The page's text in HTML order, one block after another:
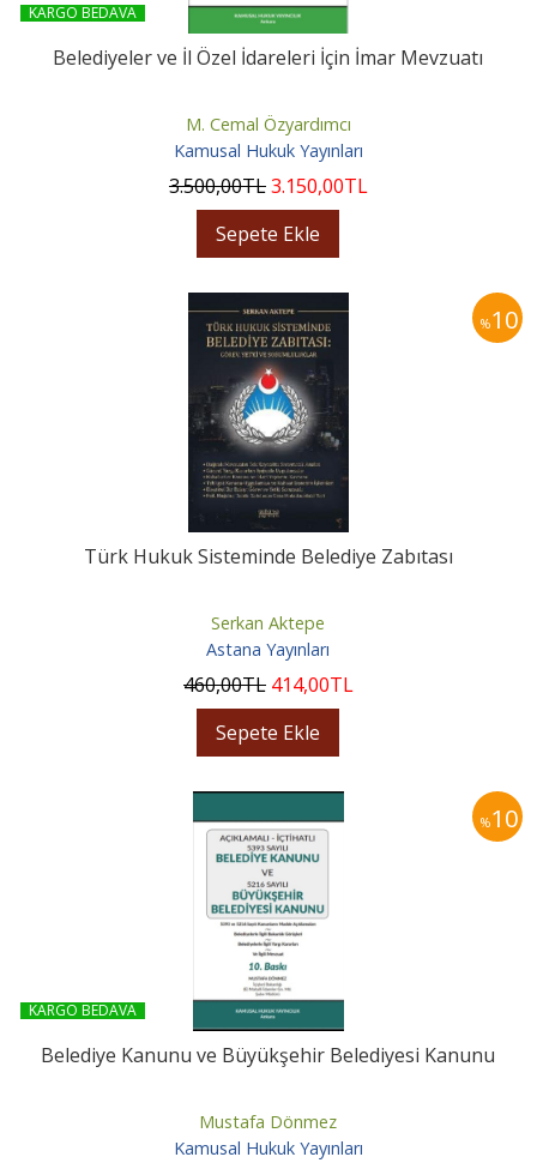
KARGO BEDAVA
Belediyeler ve İl Özel İdareleri İçin İmar Mevzuatı
M. Cemal Özyardımcı
Kamusal Hukuk Yayınları
3.500,00TL3.150,00TL
Sepete Ekle
%10
Türk Hukuk Sisteminde Belediye Zabıtası
Serkan Aktepe
Astana Yayınları
460,00TL 414,00TL
Sepete Ekle
%10
KARGO BEDAVA
Belediye Kanunu ve Büyükşehir Belediyesi Kanunu
Mustafa Dönmez
Kamusal Hukuk Yayınları